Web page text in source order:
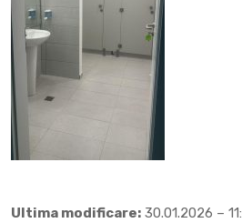
Ultima modificare: 30.01.2026 –